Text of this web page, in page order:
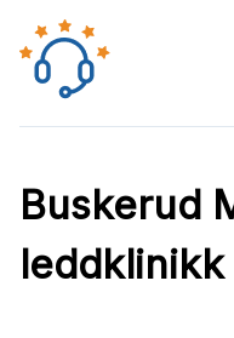
Buskerud
leddklinikk